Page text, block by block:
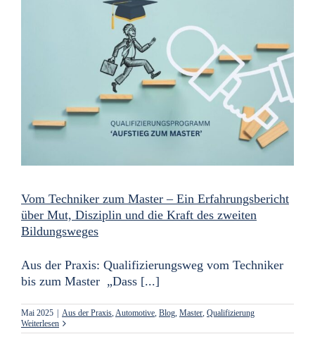
Vom Techniker zum Master – Ein Erfahrungsbericht
über Mut, Disziplin und die Kraft des zweiten
Bildungsweges
Aus der Praxis: Qualifizierungsweg vom Techniker
bis zum Master „Dass [...]
Mai 2025 Aus der Praxis,Automotive, Blog, Master, Qualifizierung
Weiterlesen